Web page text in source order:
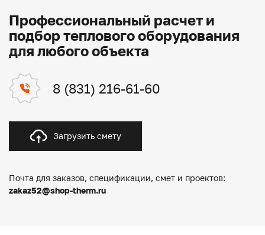
Профессиональный расчет и
подбор теплового оборудования
для любого объекта
8 (831) 216-61-60
Загрузить смету
Почта для заказов, спецификации, смет и проектов:
zakaz52@shop-therm.ru